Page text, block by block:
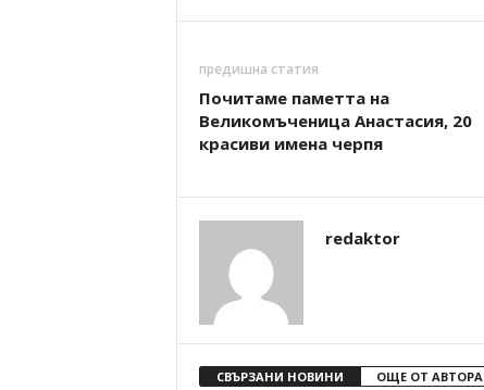
предишна статия
Почитаме паметта на
Великомъченица Анастасия, 20
красиви имена черпя
redaktor
СВЪРЗАНИ НОВИНИ ОЩЕ ОТ АВТОРА